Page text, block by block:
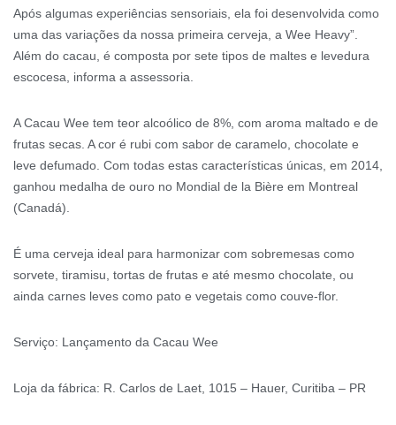
Após algumas experiências sensoriais, ela foi desenvolvida como
uma das variações da nossa primeira cerveja, a Wee Heavy”.
Além do cacau, é composta por sete tipos de maltes e levedura
escocesa, informa a assessoria.
A Cacau Wee tem teor alcoólico de 8%, com aroma maltado e de
frutas secas. A cor é rubi com sabor de caramelo, chocolate e
leve defumado. Com todas estas características únicas, em 2014,
ganhou medalha de ouro no Mondial de la Bière em Montreal
(Canadá).
É uma cerveja ideal para harmonizar com sobremesas como
sorvete, tiramisu, tortas de frutas e até mesmo chocolate, ou
ainda carnes leves como pato e vegetais como couve-flor.
Serviço: Lançamento da Cacau Wee
Loja da fábrica: R. Carlos de Laet, 1015 – Hauer, Curitiba – PR